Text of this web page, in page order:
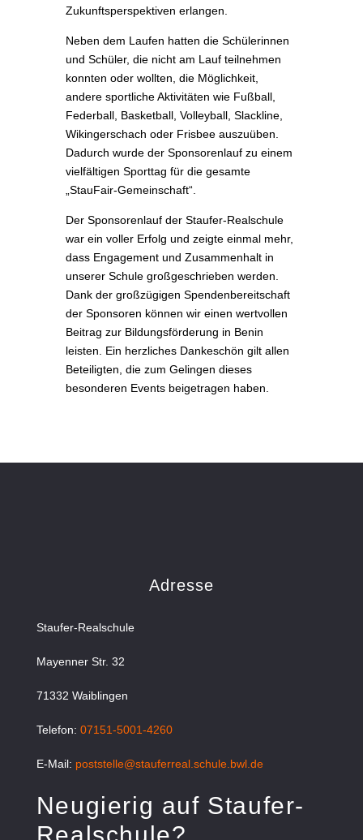
Zukunftsperspektiven erlangen.
Neben dem Laufen hatten die Schülerinnen
und Schüler, die nicht am Lauf teilnehmen
konnten oder wollten, die Möglichkeit,
andere sportliche Aktivitäten wie Fußball,
Federball, Basketball, Volleyball, Slackline,
Wikingerschach oder Frisbee auszuüben.
Dadurch wurde der Sponsorenlauf zu einem
vielfältigen Sporttag für die gesamte
„StauFair-Gemeinschaft“.
Der Sponsorenlauf der Staufer-Realschule
war ein voller Erfolg und zeigte einmal mehr,
dass Engagement und Zusammenhalt in
unserer Schule großgeschrieben werden.
Dank der großzügigen Spendenbereitschaft
der Sponsoren können wir einen wertvollen
Beitrag zur Bildungsförderung in Benin
leisten. Ein herzliches Dankeschön gilt allen
Beteiligten, die zum Gelingen dieses
besonderen Events beigetragen haben.
Adresse
Staufer-Realschule
Mayenner Str. 32
71332 Waiblingen
Telefon: 07151-5001-4260
E-Mail: poststelle@stauferreal.schule.bwl.de
Neugierig auf Staufer-